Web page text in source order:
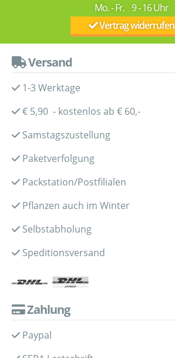
Mo. - Fr. 9 - 16 Uhr
Vertrag widerrufen
Versand
1-3 Werktage
€ 5,90 - kostenlos ab € 60,-
Samstagszustellung
Paketverfolgung
Packstation/Postfilialen
Pflanzen auch im Winter
Selbstabholung
Speditionsversand
Zahlung
Paypal